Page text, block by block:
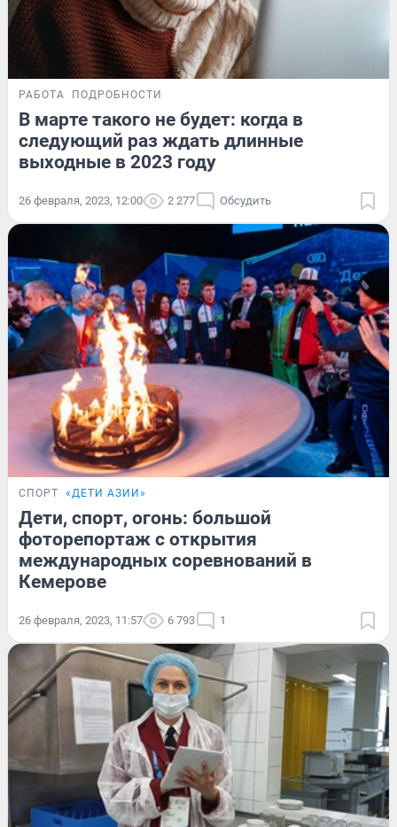
РАБОТА ПОДРОБНОСТИ
В марте такого не будет: когда в
следующий раз ждать длинные
выходные в 2023 году
26 февраля, 2023, 12:00 2 277 Обсудить
СПОРТ «ДЕТИ АЗИИ»
Дети, спорт, огонь: большой
фоторепортаж с открытия
международных соревнований в
Кемерове
26 февраля, 2023, 11:57 6 793 1